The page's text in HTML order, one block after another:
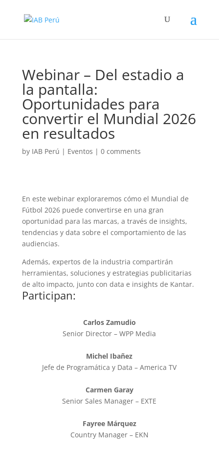
Webinar – Del estadio a
la pantalla:
Oportunidades para
convertir el Mundial 2026
en resultados
by IAB Perú | Eventos | 0 comments
En este webinar exploraremos cómo el Mundial de
Fútbol 2026 puede convertirse en una gran
oportunidad para las marcas, a través de insights,
tendencias y data sobre el comportamiento de las
audiencias.
Además, expertos de la industria compartirán
herramientas, soluciones y estrategias publicitarias
de alto impacto, junto con data e insights de Kantar.
Participan:
Carlos Zamudio
Senior Director – WPP Media
Michel Ibañez
Jefe de Programática y Data – America TV
Carmen Garay
Senior Sales Manager – EXTE
Fayree Márquez
Country Manager – EKN